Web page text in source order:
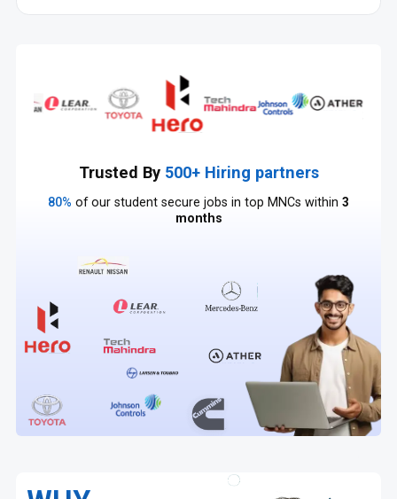
Trusted By 500+ Hiring partners
80% of our student secure jobs in top MNCs within 3
months